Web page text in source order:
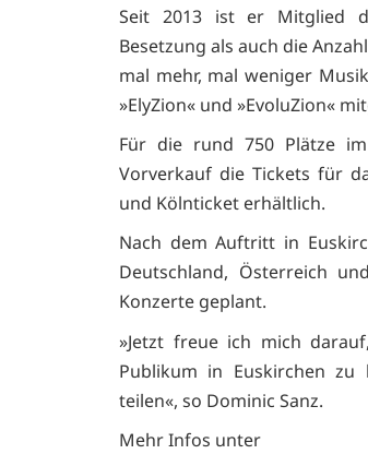
Seit 2013 ist er Mitglied
Besetzung als auch die
mal mehr, mal weniger
»ElyZion« und »EvoluZion«
Für die rund 750 Plätze
Vorverkauf die Tickets für
und Kölnticket erhältlich.
Nach dem Auftritt in
Deutschland, Österreich
Konzerte geplant.
»Jetzt freue ich mich
Publikum in Euskirchen
teilen«, so Dominic Sanz.
Mehr Infos unter